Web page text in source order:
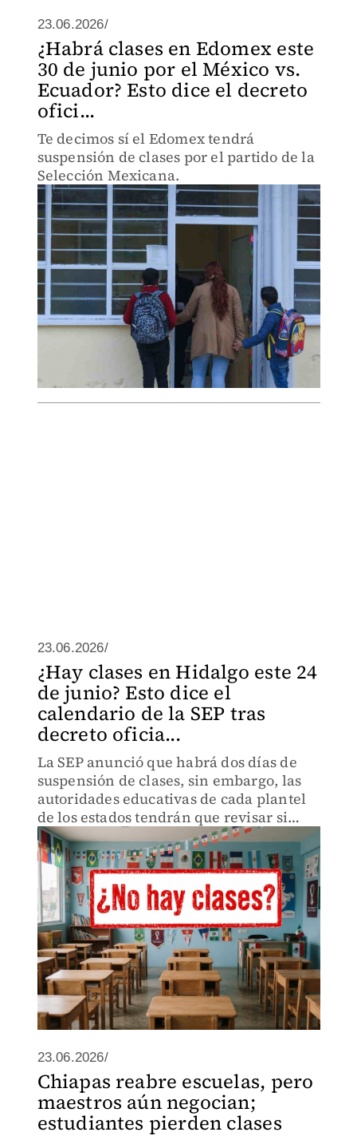
23.06.2026/
¿Habrá clases en Edomex este
30 de junio por el México vs.
Ecuador? Esto dice el decreto
ofici...
Te decimos sí el Edomex tendrá
suspensión de clases por el partido de la
Selección Mexicana.
23.06.2026/
¿Hay clases en Hidalgo este 24
de junio? Esto dice el
calendario de la SEP tras
decreto oficia...
La SEP anunció que habrá dos días de
suspensión de clases, sin embargo, las
autoridades educativas de cada plantel
de los estados tendrán que revisar si
aplica para ellos.
23.06.2026/
Chiapas reabre escuelas, pero
maestros aún negocian;
estudiantes pierden clases